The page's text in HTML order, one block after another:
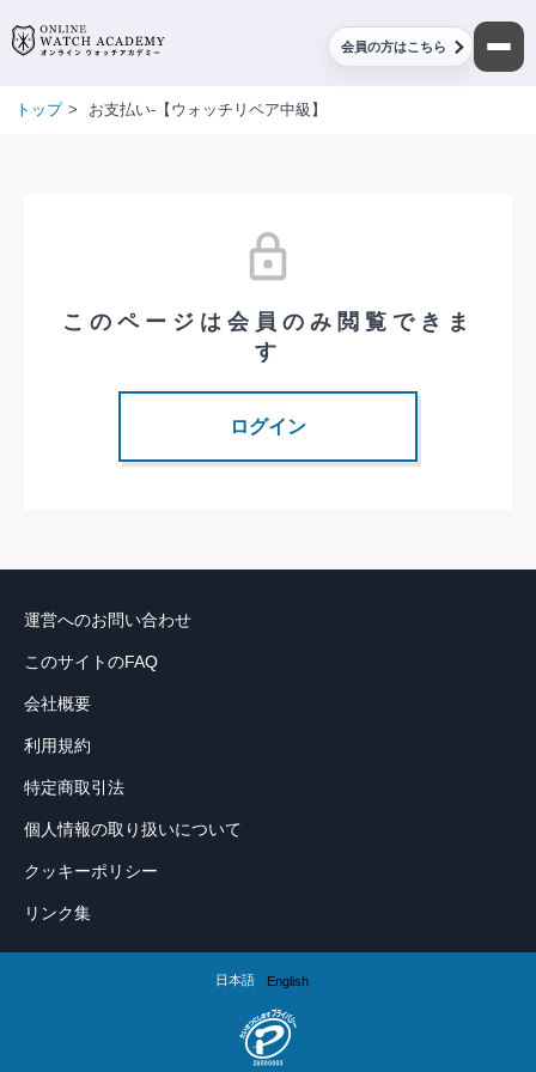
会員の方はこちら
トップ > お支払い-【ウォッチリペア中級】
このページは会員のみ閲覧できま
す
ログイン
運営へのお問い合わせ
このサイトのFAQ
会社概要
利用規約
特定商取引法
個人情報の取り扱いについて
クッキーポリシー
リンク集
日本語 English